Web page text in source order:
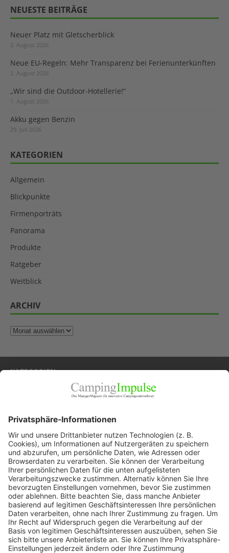
NEUESTE BEITRÄGE
Neuer Platz mit Gletscherblick
3. August 2026
Neue EU-Regeln: Mehr Transparenz bei Ferienunterkünften
2. August 2026
„Wir sind die Outdoor-Hotellerie!“
1. August 2026
Akku gegen Benzin
29. Juli 2026
KATEGORIEN
Allgemein
Blickpunkte
Firmenporträts
Panorama
Produkte
Ratgeber
Weitblick
ARCHIV
KATEGORIEN
Firmenporträts
Panorama
Produkte
Ratgeber
Weitblick
WEITERES AUS DEM VERLAG